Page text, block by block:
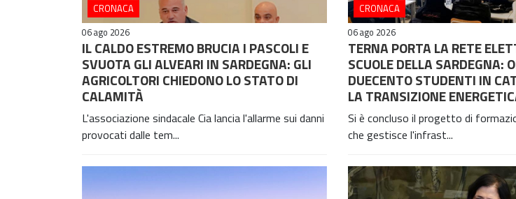
CRONACA
06 ago 2026
IL CALDO ESTREMO BRUCIA I PASCOLI E
SVUOTA GLI ALVEARI IN SARDEGNA: GLI
AGRICOLTORI CHIEDONO LO STATO DI
CALAMITÀ
L'associazione sindacale Cia lancia l'allarme sui danni
provocati dalle tem...
CRONACA
06 ago 2026
TERNA PORTA LA RETE
SCUOLE DELLA SARDEGNA:
DUECENTO STUDENTI IN
LA TRANSIZIONE
Si è concluso il progetto di
che gestisce l'infrast...